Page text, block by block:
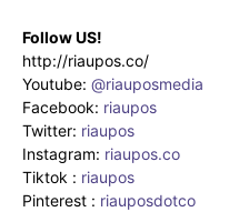
Follow US!
http://riaupos.co/
Youtube: @riauposmedia
Facebook: riaupos
Twitter: riaupos
Instagram: riaupos.co
Tiktok : riaupos
Pinterest : riauposdotco